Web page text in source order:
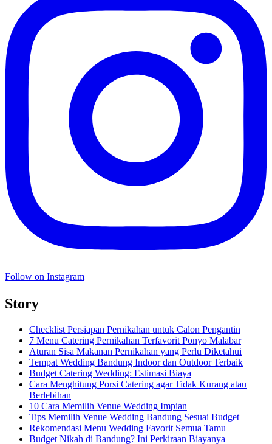
Follow on Instagram
Story
Checklist Persiapan Pernikahan untuk Calon Pengantin
7 Menu Catering Pernikahan Terfavorit Ponyo Malabar
Aturan Sisa Makanan Pernikahan yang Perlu Diketahui
Tempat Wedding Bandung Indoor dan Outdoor Terbaik
Budget Catering Wedding: Estimasi Biaya
Cara Menghitung Porsi Catering agar Tidak Kurang atau
Berlebihan
10 Cara Memilih Venue Wedding Impian
Tips Memilih Venue Wedding Bandung Sesuai Budget
Rekomendasi Menu Wedding Favorit Semua Tamu
Budget Nikah di Bandung? Ini Perkiraan Biayanya